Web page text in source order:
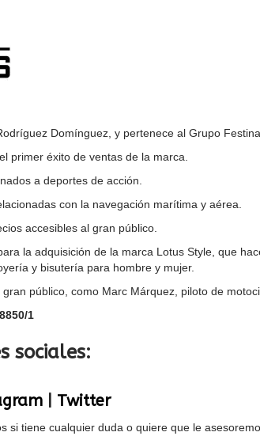
Domínguez, y pertenece al Grupo Festina.
primer éxito de ventas de la marca.
a deportes de acción.
con la navegación marítima y aérea.
accesibles al gran público.
la adquisición de la marca Lotus Style, que
y bisutería para hombre y mujer.
público, como Marc Márquez, piloto de
1
sociales:
Twitter
tiene cualquier duda o quiere que le